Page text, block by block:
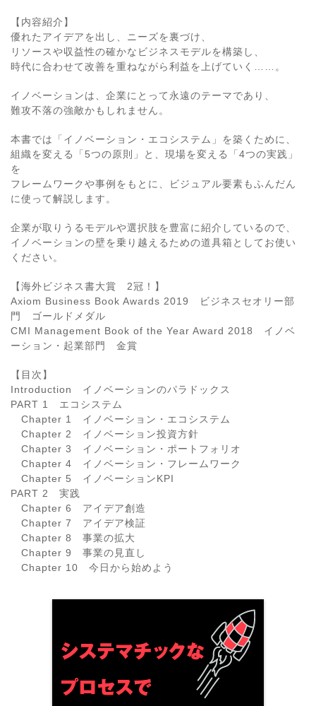
【内容紹介】
優れたアイデアを出し、ニーズを裏づけ、
リソースや収益性の確かなビジネスモデルを構築し、
時代に合わせて改善を重ねながら利益を上げていく……。
イノベーションは、企業にとって永遠のテーマであり、
難攻不落の強敵かもしれません。
本書では「イノベーション・エコシステム」を築くために、
組織を変える「5つの原則」と、現場を変える「4つの実践」
を
フレームワークや事例をもとに、ビジュアル要素もふんだん
に使って解説します。
企業が取りうるモデルや選択肢を豊富に紹介しているので、
イノベーションの壁を乗り越えるための道具箱としてお使い
ください。
【海外ビジネス書大賞 2冠！】
Axiom Business Book Awards 2019 ビジネスセオリー部
門 ゴールドメダル
CMI Management Book of the Year Award 2018 イノベ
ーション・起業部門 金賞
【目次】
Introduction イノベーションのパラドックス
PART 1 エコシステム
Chapter 1 イノベーション・エコシステム
Chapter 2 イノベーション投資方針
Chapter 3 イノベーション・ポートフォリオ
Chapter 4 イノベーション・フレームワーク
Chapter 5 イノベーションKPI
PART 2 実践
Chapter 6 アイデア創造
Chapter 7 アイデア検証
Chapter 8 事業の拡大
Chapter 9 事業の見直し
Chapter 10 今日から始めよう